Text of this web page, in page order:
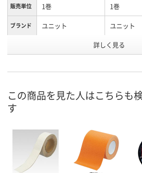
販売単位 1巻 1巻
ブランド ユニット ユニット
5m
サイズ
お申込番
号
K855635 K855634
8月25日（火）まで 8月25日（
詳しく見る
この商品を見た人はこちらも
す